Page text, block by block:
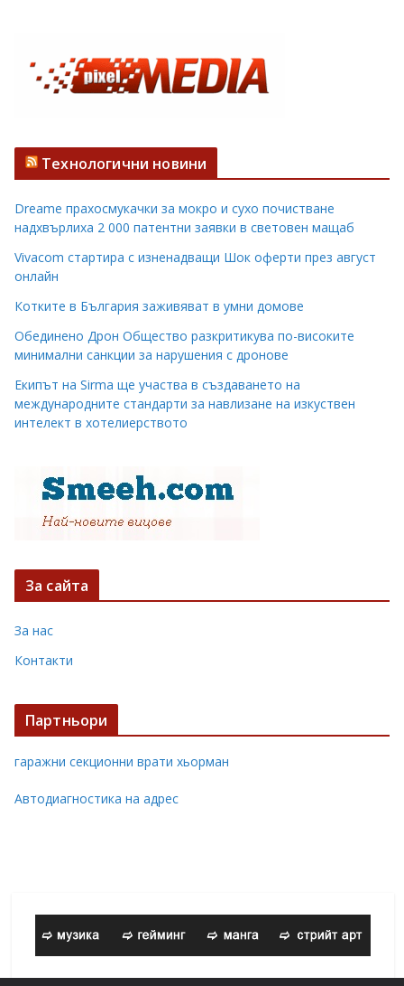
Технологични новини
Dreame прахосмукачки за мокро и сухо почистване
надхвърлиха 2 000 патентни заявки в световен мащаб
Vivacom стартира с изненадващи Шок оферти през август
онлайн
Котките в България заживяват в умни домове
Обединено Дрон Общество разкритикува по-високите
минимални санкции за нарушения с дронове
Екипът на Sirma ще участва в създаването на
международните стандарти за навлизане на изкуствен
интелект в хотелиерството
За сайта
За нас
Контакти
Партньори
гаражни секционни врати хьорман
Автодиагностика на адрес